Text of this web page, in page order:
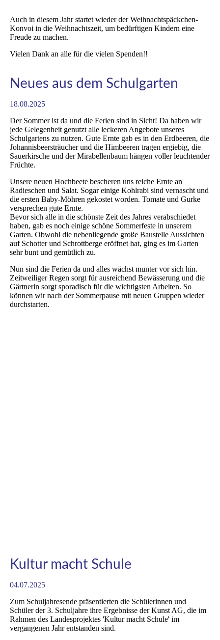
Auch in diesem Jahr startet wieder der Weihnachtspäckchen-
Konvoi in die Weihnachtszeit, um bedürftigen Kindern eine
Freude zu machen.
Vielen Dank an alle für die vielen Spenden!!
Neues aus dem Schulgarten
18.08.2025
Der Sommer ist da und die Ferien sind in Sicht! Da haben wir
jede Gelegenheit genutzt alle leckeren Angebote unseres
Schulgartens zu nutzen. Gute Ernte gab es in den Erdbeeren, die
Johannisbeersträucher und die Himbeeren tragen ergiebig, die
Sauerkirsche und der Mirabellenbaum hängen voller leuchtender
Früchte.
Unsere neuen Hochbeete bescheren uns reiche Ernte an
Radieschen und Salat. Sogar einige Kohlrabi sind vernascht und
die ersten Baby-Möhren gekostet worden. Tomate und Gurke
versprechen gute Ernte.
Bevor sich alle in die schönste Zeit des Jahres verabschiedet
haben, gab es noch einige schöne Sommerfeste in unserem
Garten. Obwohl die nebenliegende große Baustelle Aussichten
auf Schotter und Schrottberge eröffnet hat, ging es im Garten
sehr bunt und gemütlich zu.
Nun sind die Ferien da und alles wächst munter vor sich hin.
Zeitweiliger Regen sorgt für ausreichend Bewässerung und die
Gärtnerin sorgt sporadisch für die wichtigsten Arbeiten. So
können wir nach der Sommerpause mit neuen Gruppen wieder
durchstarten.
Kultur macht Schule
04.07.2025
Zum Schuljahresende präsentierten die Schülerinnen und
Schüler der 3. Schuljahre ihre Ergebnisse der Kunst AG, die im
Rahmen des Landesprojektes 'Kultur macht Schule' im
vergangenen Jahr entstanden sind.